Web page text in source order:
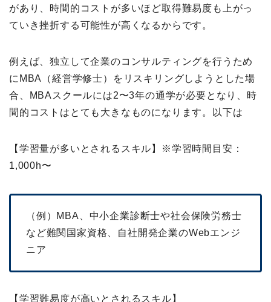
があり、時間的コストが多いほど取得難易度も上がっ
ていき挫折する可能性が高くなるからです。
例えば、独立して企業のコンサルティングを行うため
にMBA（経営学修士）をリスキリングしようとした場
合、MBAスクールには2〜3年の通学が必要となり、時
間的コストはとても大きなものになります。以下は
【学習量が多いとされるスキル】※学習時間目安：
1,000h〜
（例）MBA、中小企業診断士や社会保険労務士
など難関国家資格、自社開発企業のWebエンジ
ニア
【学習難易度が高いとされるスキル】